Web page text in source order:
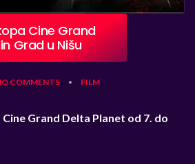
Cine Grand
Grad u Nišu
COMMENTS • FILM
Grand Delta Planet od 7. do